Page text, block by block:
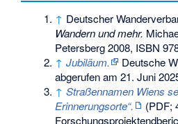
↑ Deutscher
Wandern und mehr.
Petersberg 2008, ISBN
↑ Jubiläum.
Deutsche
abgerufen am 21. Juni
↑ Straßennamen Wiens
Erinnerungsorte“.
(PDF;